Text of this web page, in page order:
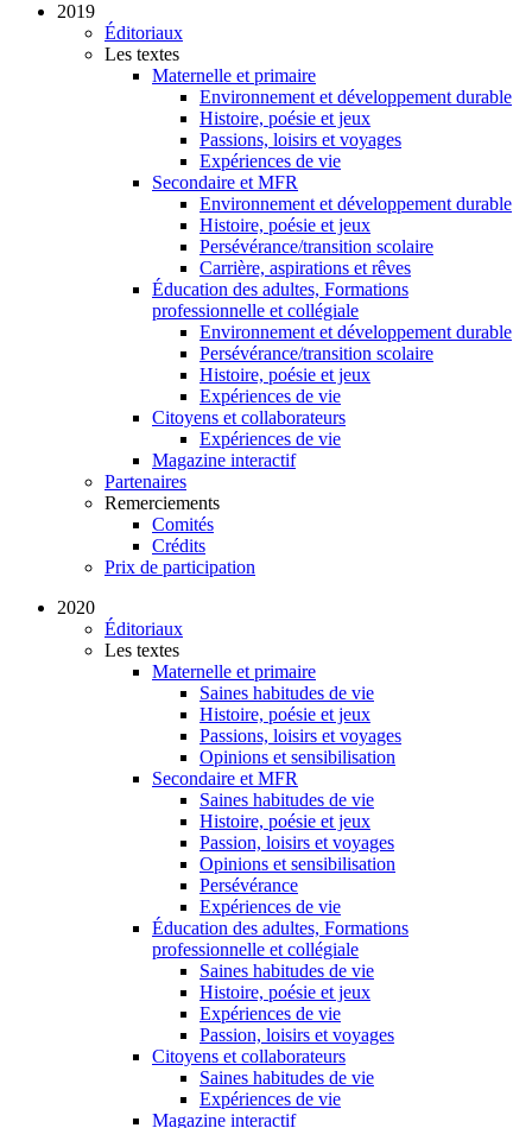
2019
Éditoriaux
Les textes
Maternelle et primaire
Environnement et développement durable
Histoire, poésie et jeux
Passions, loisirs et voyages
Expériences de vie
Secondaire et MFR
Environnement et développement durable
Histoire, poésie et jeux
Persévérance/transition scolaire
Carrière, aspirations et rêves
Éducation des adultes, Formations
professionnelle et collégiale
Environnement et développement durable
Persévérance/transition scolaire
Histoire, poésie et jeux
Expériences de vie
Citoyens et collaborateurs
Expériences de vie
Magazine interactif
Partenaires
Remerciements
Comités
Crédits
Prix de participation
2020
Éditoriaux
Les textes
Maternelle et primaire
Saines habitudes de vie
Histoire, poésie et jeux
Passions, loisirs et voyages
Opinions et sensibilisation
Secondaire et MFR
Saines habitudes de vie
Histoire, poésie et jeux
Passion, loisirs et voyages
Opinions et sensibilisation
Persévérance
Expériences de vie
Éducation des adultes, Formations
professionnelle et collégiale
Saines habitudes de vie
Histoire, poésie et jeux
Expériences de vie
Passion, loisirs et voyages
Citoyens et collaborateurs
Saines habitudes de vie
Expériences de vie
Magazine interactif